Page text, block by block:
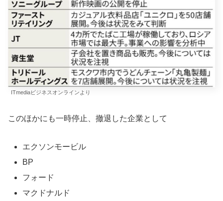
ITmediaビジネスオンラインより
このほかにも一時停止、撤退した企業として
エクソンモービル
BP
フォード
マクドナルド